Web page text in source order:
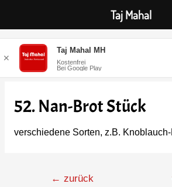
52. Nan-Brot Stück
verschiedene Sorten, z.B.
← zurück
Taj Mahal
✕
Taj Mahal MH
Kostenfrei
Bei Google Play